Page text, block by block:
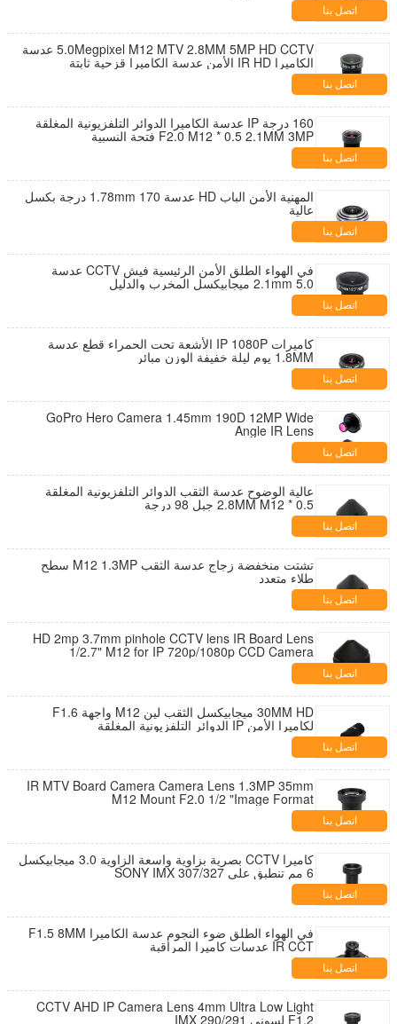
اتصل بنا
5.0Megpixel M12 MTV 2.8MM 5MP HD CCTV عدسة
الكاميرا IR HD الأمن عدسة الكاميرا قزحية ثابتة
اتصل بنا
160 درجة IP عدسة الكاميرا الدوائر التلفزيونية المغلقة
F2.0 M12 * 0.5 2.1MM 3MP فتحة النسبية
اتصل بنا
المهنية الأمن الباب HD عدسة 1.78mm 170 درجة بكسل
عالية
اتصل بنا
في الهواء الطلق الأمن الرئيسية فيش CCTV عدسة
2.1mm 5.0 ميجابيكسل المخرب والدليل
اتصل بنا
كاميرات IP 1080P الأشعة تحت الحمراء قطع عدسة
1.8MM يوم ليلة خفيفة الوزن مبائر
اتصل بنا
GoPro Hero Camera 1.45mm 190D 12MP Wide
Angle IR Lens
اتصل بنا
عالية الوضوح عدسة الثقب الدوائر التلفزيونية المغلقة
2.8MM M12 * 0.5 جبل 98 درجة
اتصل بنا
تشتت منخفضة زجاج عدسة الثقب M12 1.3MP سطح
طلاء متعدد
اتصل بنا
HD 2mp 3.7mm pinhole CCTV lens IR Board Lens
1/2.7" M12 for IP 720p/1080p CCD Camera
اتصل بنا
30MM HD ميجابيكسل الثقب لين M12 واجهة F1.6
لكاميرا الأمن IP الدوائر التلفزيونية المغلقة
اتصل بنا
IR MTV Board Camera Camera Lens 1.3MP 35mm
M12 Mount F2.0 1/2 "Image Format
اتصل بنا
كاميرا CCTV بصرية بزاوية واسعة الزاوية 3.0 ميجابيكسل
6 مم تنطبق على SONY IMX 307/327
اتصل بنا
في الهواء الطلق ضوء النجوم عدسة الكاميرا F1.5 8MM
IR CCT ​​عدسات كاميرا المراقبة
اتصل بنا
CCTV AHD IP Camera Lens 4mm Ultra Low Light
F1.2 لسوني IMX 290/291